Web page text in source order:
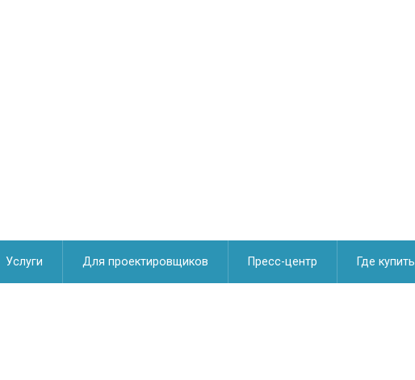
Услуги Для проектировщиков Пресс-центр Где купить